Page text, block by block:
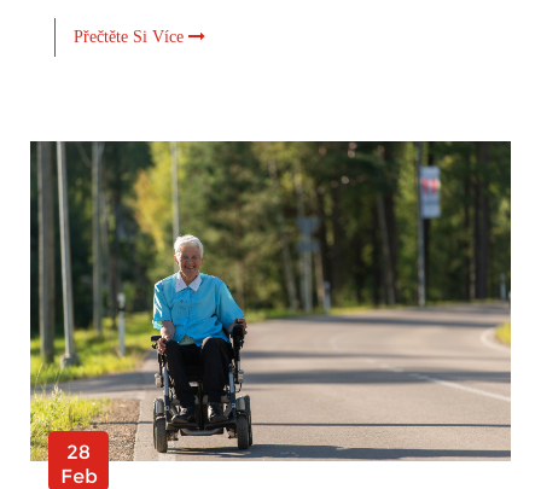
Přečtěte Si Více
28
Feb